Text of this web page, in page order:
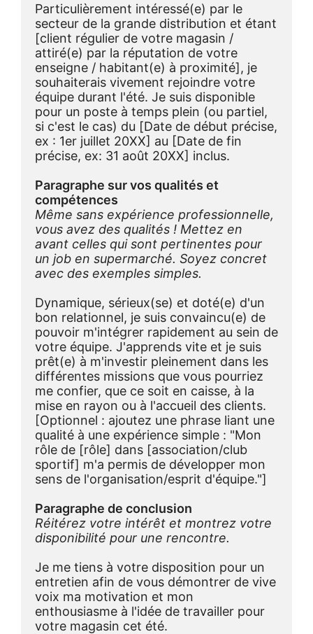
Particulièrement intéressé(e) par le
secteur de la grande distribution et étant
[client régulier de votre magasin /
attiré(e) par la réputation de votre
enseigne / habitant(e) à proximité], je
souhaiterais vivement rejoindre votre
équipe durant l'été. Je suis disponible
pour un poste à temps plein (ou partiel,
si c'est le cas) du [Date de début précise,
ex : 1er juillet 20XX] au [Date de fin
précise, ex: 31 août 20XX] inclus.
Paragraphe sur vos qualités et
compétences
Même sans expérience professionnelle,
vous avez des qualités ! Mettez en
avant celles qui sont pertinentes pour
un job en supermarché. Soyez concret
avec des exemples simples.
Dynamique, sérieux(se) et doté(e) d'un
bon relationnel, je suis convaincu(e) de
pouvoir m'intégrer rapidement au sein de
votre équipe. J'apprends vite et je suis
prêt(e) à m'investir pleinement dans les
différentes missions que vous pourriez
me confier, que ce soit en caisse, à la
mise en rayon ou à l'accueil des clients.
[Optionnel : ajoutez une phrase liant une
qualité à une expérience simple : "Mon
rôle de [rôle] dans [association/club
sportif] m'a permis de développer mon
sens de l'organisation/esprit d'équipe."]
Paragraphe de conclusion
Réitérez votre intérêt et montrez votre
disponibilité pour une rencontre.
Je me tiens à votre disposition pour un
entretien afin de vous démontrer de vive
voix ma motivation et mon
enthousiasme à l'idée de travailler pour
votre magasin cet été.